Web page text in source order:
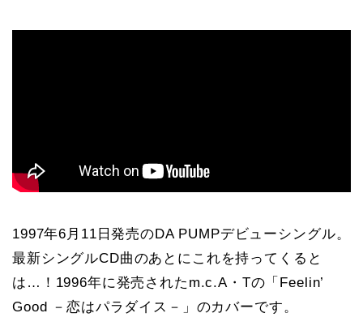
1997年6月11日発売のDA PUMPデビューシングル。
最新シングルCD曲のあとにこれを持ってくると
は…！1996年に発売されたm.c.A・Tの「Feelin’
Good －恋はパラダイス－」のカバーです。